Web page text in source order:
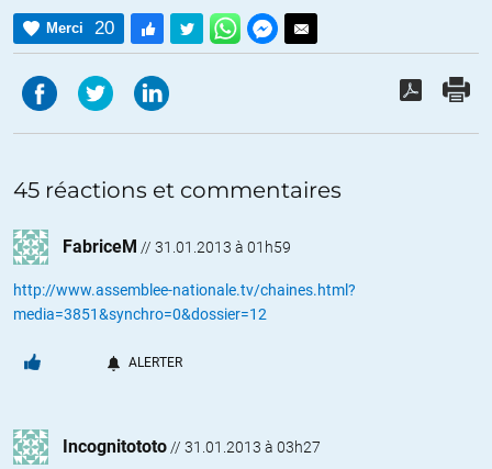
Merci 20
45 réactions et commentaires
FabriceM // 31.01.2013 à 01h59
http://www.assemblee-nationale.tv/chaines.html?
media=3851&synchro=0&dossier=12
ALERTER
Incognitototo // 31.01.2013 à 03h27